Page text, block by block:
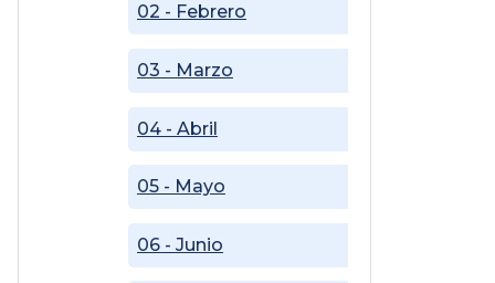
02 - Febrero
03 - Marzo
04 - Abril
05 - Mayo
06 - Junio